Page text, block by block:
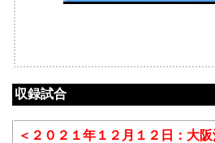
収録試合
＜２０２１年１２月１２日：大